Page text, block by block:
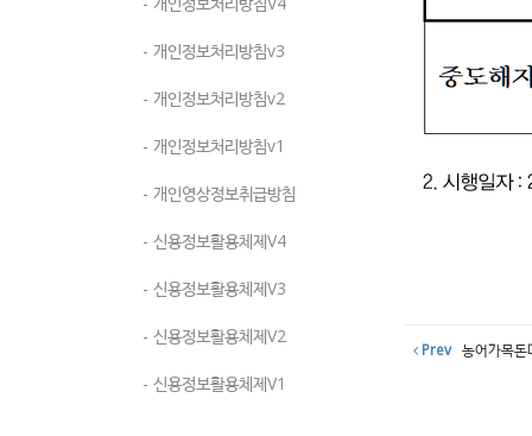
- 개인정보처리방침v3
- 개인정보처리방침v2
- 개인정보처리방침v1
- 개인영상정보취급방침
- 신용정보활용체제V4
- 신용정보활용체제V3
- 신용정보활용체제V2
- 신용정보활용체제V1
Prev 농어가목돈